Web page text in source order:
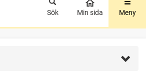
Sök Min sida Meny